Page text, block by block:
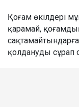
Қоғам өкілдері
қарамай,
қолдануды сұрап